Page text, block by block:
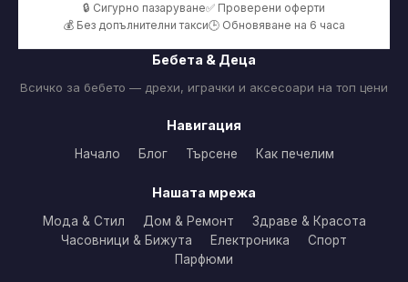
🔒 Сигурно пазаруване✅ Проверени оферти
💰 Без допълнителни такси🕒 Обновяване на 6 часа
Бебета & Деца
Всичко за бебето — дрехи, играчки и аксесоари на топ цени
Навигация
Начало Блог Търсене Как печелим
Нашата мрежа
Мода & Стил Дом & Ремонт
Здраве & Красота
Часовници & Бижута
Електроника
Спорт
Парфюми